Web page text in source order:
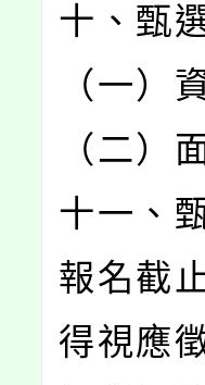
十、甄
（一）
（二）
十一、
報名截
得視應